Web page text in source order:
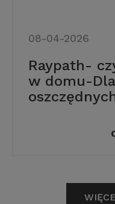
08-04-2026
Raypath-
w domu-